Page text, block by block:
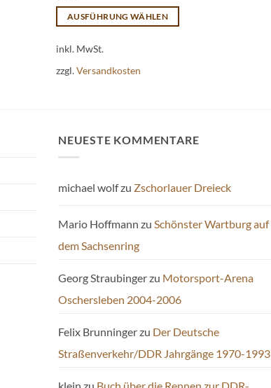
AUSFÜHRUNG WÄHLEN
Produkt
weist
Optionen
der
gewählt
werden
inkl. MwSt.
zzgl.Versandkosten
NEUESTE KOMMENTARE
michael wolfzu Zschorlauer Dreieck
Mario Hoffmann zu Schönster Wartburg auf
dem Sachsenring
Georg Straubingerzu Motorsport-Arena
Oschersleben 2004-2006
Felix Brunningerzu Der Deutsche
Straßenverkehr/DDR Jahrgänge 1970-1993